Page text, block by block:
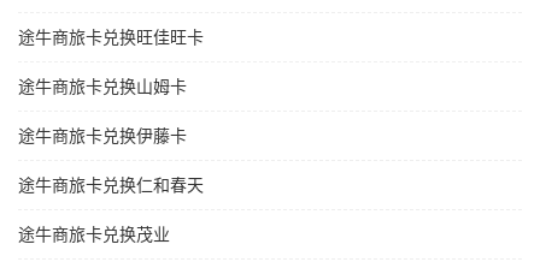
途牛商旅卡兑换旺佳旺卡
途牛商旅卡兑换山姆卡
途牛商旅卡兑换伊藤卡
途牛商旅卡兑换仁和春天
途牛商旅卡兑换茂业